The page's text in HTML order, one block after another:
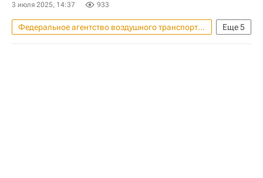
3 июля 2025, 14:37 933
Еще5
Федеральное агентство воздушного транспорта (Росавиация)
Россия